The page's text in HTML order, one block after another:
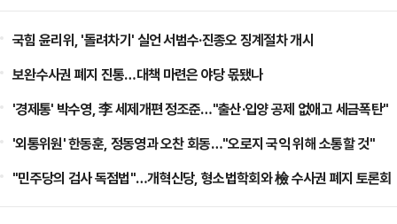
국힘 윤리위, '돌려차기' 실언 서범수·진종오 징계절차 개시
보완수사권 폐지 진통…대책 마련은 야당 몫됐나
'경제통' 박수영, 李 세제개편 정조준…"출산·입양 공제 없애고 세금폭탄"
'외통위원' 한동훈, 정동영과 오찬 회동…"오로지 국익 위해 소통할 것"
"민주당의 검사 독점법"…개혁신당, 형소법학회와 檢 수사권 폐지 토론회